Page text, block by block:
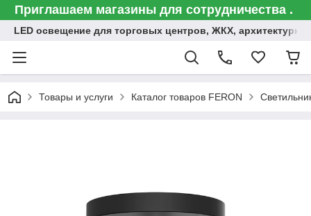
Приглашаем магазины для сотрудничества .
LED освещение для торговых центров, ЖКХ,
Товары и услуги Каталог товаров FERON